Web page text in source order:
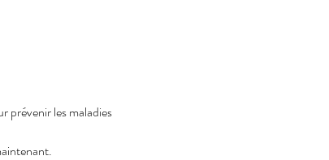
prévenir les maladies